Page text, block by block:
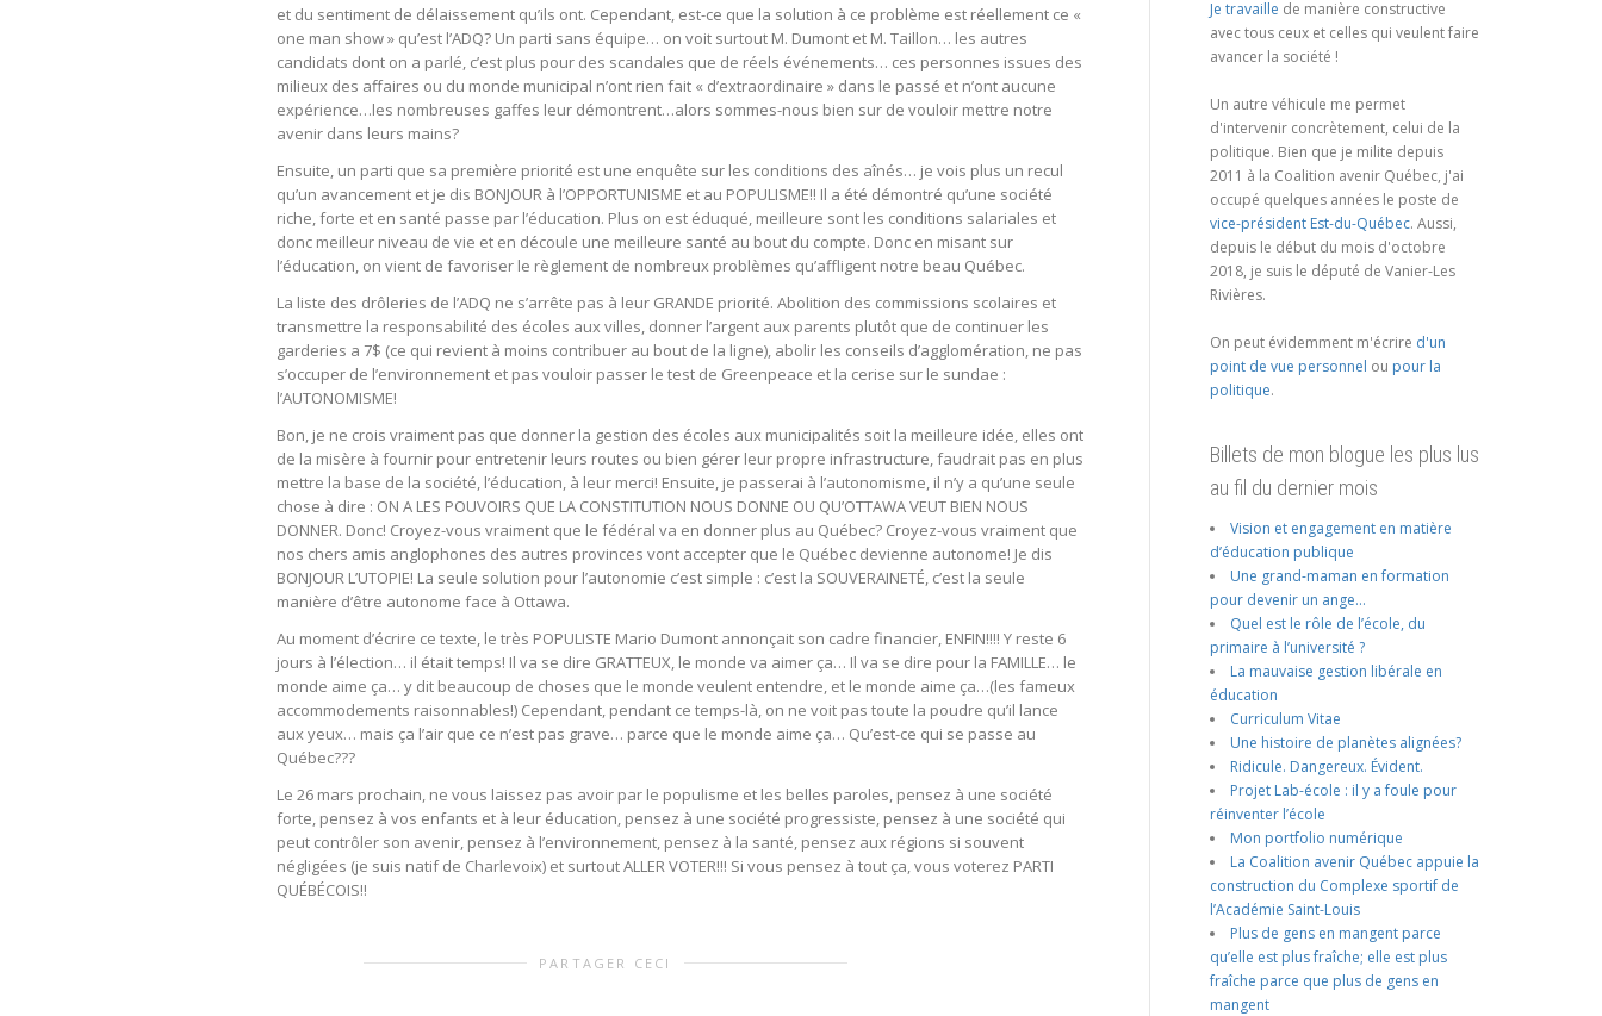
et du sentiment de délaissement qu’ils ont. Cependant, est-ce que la solution à ce problème est réellement ce «
one man show » qu’est l’ADQ? Un parti sans équipe… on voit surtout M. Dumont et M. Taillon… les autres
candidats dont on a parlé, c’est plus pour des scandales que de réels événements… ces personnes issues des
milieux des affaires ou du monde municipal n’ont rien fait « d’extraordinaire » dans le passé et n’ont aucune
expérience…les nombreuses gaffes leur démontrent…alors sommes-nous bien sur de vouloir mettre notre
avenir dans leurs mains?
Ensuite, un parti que sa première priorité est une enquête sur les conditions des aînés… je vois plus un recul
qu’un avancement et je dis BONJOUR à l’OPPORTUNISME et au POPULISME!! Il a été démontré qu’une société
riche, forte et en santé passe par l’éducation. Plus on est éduqué, meilleure sont les conditions salariales et
donc meilleur niveau de vie et en découle une meilleure santé au bout du compte. Donc en misant sur
l’éducation, on vient de favoriser le règlement de nombreux problèmes qu’affligent notre beau Québec.
La liste des drôleries de l’ADQ ne s’arrête pas à leur GRANDE priorité. Abolition des commissions scolaires et
transmettre la responsabilité des écoles aux villes, donner l’argent aux parents plutôt que de continuer les
garderies a 7$ (ce qui revient à moins contribuer au bout de la ligne), abolir les conseils d’agglomération, ne pas
s’occuper de l’environnement et pas vouloir passer le test de Greenpeace et la cerise sur le sundae :
l’AUTONOMISME!
Bon, je ne crois vraiment pas que donner la gestion des écoles aux municipalités soit la meilleure idée, elles ont
de la misère à fournir pour entretenir leurs routes ou bien gérer leur propre infrastructure, faudrait pas en plus
mettre la base de la société, l’éducation, à leur merci! Ensuite, je passerai à l’autonomisme, il n’y a qu’une seule
chose à dire : ON A LES POUVOIRS QUE LA CONSTITUTION NOUS DONNE OU QU’OTTAWA VEUT BIEN NOUS
DONNER. Donc! Croyez-vous vraiment que le fédéral va en donner plus au Québec? Croyez-vous vraiment que
nos chers amis anglophones des autres provinces vont accepter que le Québec devienne autonome! Je dis
BONJOUR L’UTOPIE! La seule solution pour l’autonomie c’est simple : c’est la SOUVERAINETÉ, c’est la seule
manière d’être autonome face à Ottawa.
Au moment d’écrire ce texte, le très POPULISTE Mario Dumont annonçait son cadre financier, ENFIN!!!! Y reste 6
jours à l’élection… il était temps! Il va se dire GRATTEUX, le monde va aimer ça… Il va se dire pour la FAMILLE… le
monde aime ça… y dit beaucoup de choses que le monde veulent entendre, et le monde aime ça…(les fameux
accommodements raisonnables!) Cependant, pendant ce temps-là, on ne voit pas toute la poudre qu’il lance
aux yeux… mais ça l’air que ce n’est pas grave… parce que le monde aime ça… Qu’est-ce qui se passe au
Québec???
Le 26 mars prochain, ne vous laissez pas avoir par le populisme et les belles paroles, pensez à une société
forte, pensez à vos enfants et à leur éducation, pensez à une société progressiste, pensez à une société qui
peut contrôler son avenir, pensez à l’environnement, pensez à la santé, pensez aux régions si souvent
négligées (je suis natif de Charlevoix) et surtout ALLER VOTER!!! Si vous pensez à tout ça, vous voterez PARTI
QUÉBÉCOIS!!
PARTAGER CECI
Je travaille de manière constructive
avec tous ceux et celles qui veulent faire
avancer la société !
Un autre véhicule me permet
d'intervenir concrètement, celui de la
politique. Bien que je milite depuis
2011 à la Coalition avenir Québec, j'ai
occupé quelques années le poste de
vice-président Est-du-Québec. Aussi,
depuis le début du mois d'octobre
2018, je suis le député de Vanier-Les
Rivières.
On peut évidemment m'écrire d'un
point de vue personnel ou pour la
politique.
Billets de mon blogue les plus lus
au fil du dernier mois
Vision et engagement en matière
d’éducation publique
Une grand-maman en formation
pour devenir un ange…
Quel est le rôle de l’école, du
primaire à l’université ?
La mauvaise gestion libérale en
éducation
Curriculum Vitae
Une histoire de planètes alignées?
Ridicule. Dangereux. Évident.
Projet Lab-école : il y a foule pour
réinventer l’école
Mon portfolio numérique
La Coalition avenir Québec appuie la
construction du Complexe sportif de
l’Académie Saint-Louis
Plus de gens en mangent parce
qu’elle est plus fraîche; elle est plus
fraîche parce que plus de gens en
mangent